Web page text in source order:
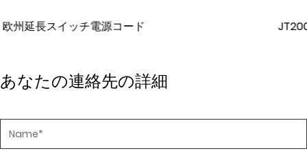
JT2001 欧州規格電源コード
あなたの連絡先の詳細